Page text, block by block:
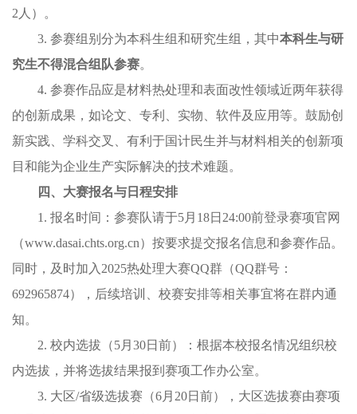
2人）。
3. 参赛组别分为本科生组和研究生组，其中本科生与研
究生不得混合组队参赛。
4. 参赛作品应是材料热处理和表面改性领域近两年获得
的创新成果，如论文、专利、实物、软件及应用等。鼓励创
新实践、学科交叉、有利于国计民生并与材料相关的创新项
目和能为企业生产实际解决的技术难题。
四、大赛报名与日程安排
1. 报名时间：参赛队请于5月18日24:00前登录赛项官网
（www.dasai.chts.org.cn）按要求提交报名信息和参赛作品。
同时，及时加入2025热处理大赛QQ群（QQ群号：
692965874），后续培训、校赛安排等相关事宜将在群内通
知。
2. 校内选拔（5月30日前）：根据本校报名情况组织校
内选拔，并将选拔结果报到赛项工作办公室。
3. 大区/省级选拔赛（6月20日前），大区选拔赛由赛项